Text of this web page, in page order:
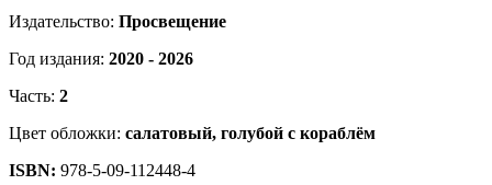
Издательство: Просвещение
Год издания: 2020 - 2026
Часть: 2
Цвет обложки: салатовый, голубой с кораблём
ISBN: 978-5-09-112448-4